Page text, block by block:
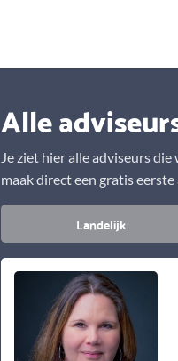
Alle
Je ziet hier alle adviseurs
maak direct een gratis
Landelijk